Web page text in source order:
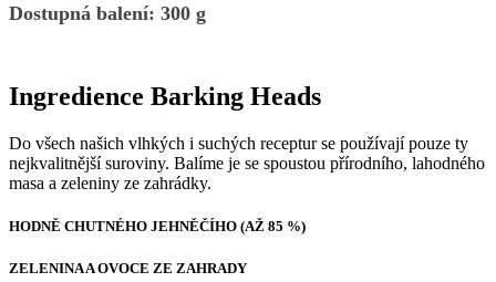
Dostupná balení: 300 g
Ingredience Barking Heads
Do všech našich vlhkých i suchých receptur se používají pouze ty
nejkvalitnější suroviny. Balíme je se spoustou přírodního, lahodného
masa a zeleniny ze zahrádky.
HODNĚ CHUTNÉHO JEHNĚČÍHO (AŽ 85 %)
ZELENINA A OVOCE ZE ZAHRADY